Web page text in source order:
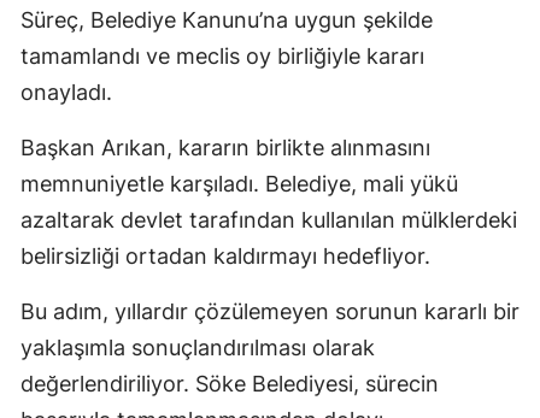
Süreç, Belediye Kanunu’na uygun şekilde
tamamlandı ve meclis oy birliğiyle kararı
onayladı.
Başkan Arıkan, kararın birlikte alınmasını
memnuniyetle karşıladı. Belediye, mali yükü
azaltarak devlet tarafından kullanılan mülklerdeki
belirsizliği ortadan kaldırmayı hedefliyor.
Bu adım, yıllardır çözülemeyen sorunun kararlı bir
yaklaşımla sonuçlandırılması olarak
değerlendiriliyor. Söke Belediyesi, sürecin